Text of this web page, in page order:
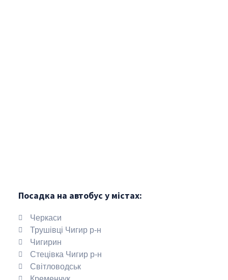
Посадка на автобус у містах:
Черкаси
Трушівці Чигир р-н
Чигирин
Стецівка Чигир р-н
Світловодськ